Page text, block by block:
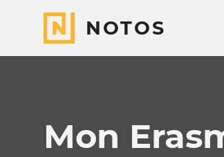
NOTOS
Mon